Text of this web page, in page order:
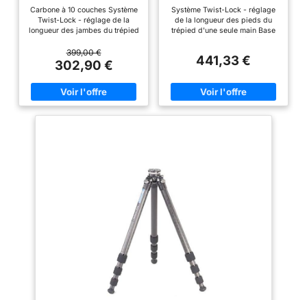
Min. Hauteur : 8 cm -
Idéal pour la
macrophotographie - LS-
Carbone à 10 couches Système
Twist-Lock - réglage de la
longueur des jambes du trépied
de travail minimale grâce aux
jambes du trépied inclinables
Garantie de 10 ans Garantie de
10 ans
399,00 €
302,90 €
Capacité de Charge de
6kg - Pieds Extensibles -
Hauteur: 8,3 cm - 140,6
Système Twist-Lock - réglage
de la longueur des pieds du
trépied d'une seule main Base
hauteur de travail minimale
inclinables Garantie de 10 ans
441,33 €